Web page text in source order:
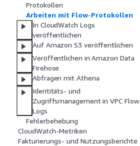
Protokollen
Arbeiten mit Flow-Protokollen
In CloudWatch Logs
veröffentlichen
Auf Amazon S3 veröffentlichen
Veröffentlichen in Amazon Data
Firehose
Abfragen mit Athena
Identitäts- und
Zugriffsmanagement in VPC Flow
Logs
Fehlerbehebung
CloudWatch-Metriken
Fakturierungs- und Nutzungsberichte